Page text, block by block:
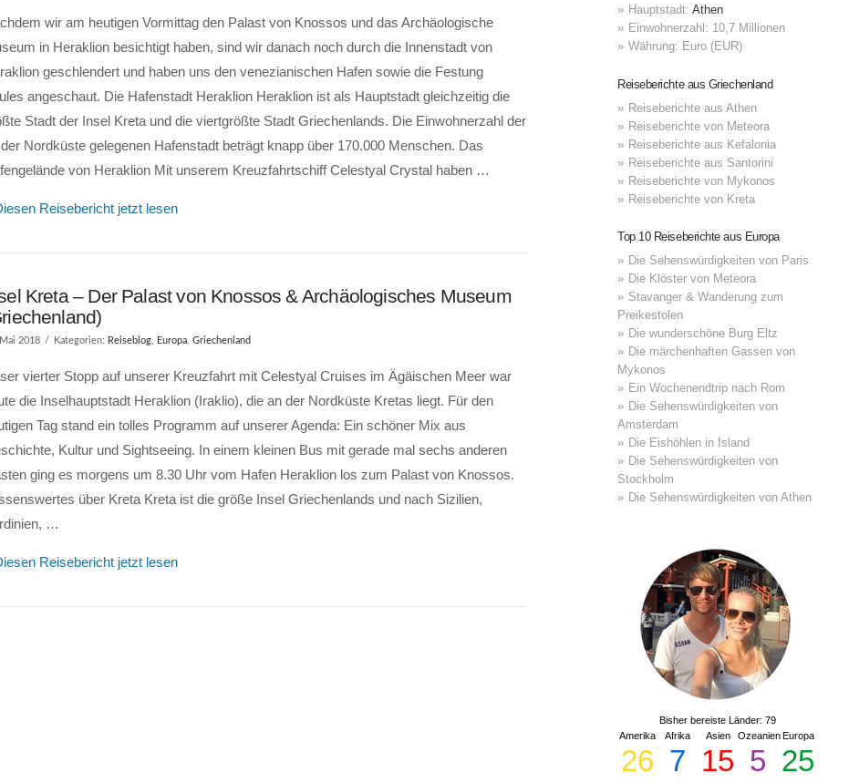
wir am heutigen Vormittag den Palast von Knossos und das Archäologische
in Heraklion besichtigt haben, sind wir danach noch durch die Innenstadt von
geschlendert und haben uns den venezianischen Hafen sowie die Festung
angeschaut. Die Hafenstadt Heraklion Heraklion ist als Hauptstadt gleichzeitig die
Stadt der Insel Kreta und die viertgrößte Stadt Griechenlands. Die Einwohnerzahl der
Nordküste gelegenen Hafenstadt beträgt knapp über 170.000 Menschen. Das
von Heraklion Mit unserem Kreuzfahrtschiff Celestyal Crystal haben …
Reisebericht jetzt lesen
Kreta – Der Palast von Knossos & Archäologisches Museum
2018 Kategorien: Reiseblog, Europa, Griechenland
vierter Stopp auf unserer Kreuzfahrt mit Celestyal Cruises im Ägäischen Meer war
die Inselhauptstadt Heraklion (Iraklio), die an der Nordküste Kretas liegt. Für den
Tag stand ein tolles Programm auf unserer Agenda: Ein schöner Mix aus
Kultur und Sightseeing. In einem kleinen Bus mit gerade mal sechs anderen
ging es morgens um 8.30 Uhr vom Hafen Heraklion los zum Palast von Knossos.
über Kreta Kreta ist die größe Insel Griechenlands und nach Sizilien,
…
Reisebericht jetzt lesen
Hauptstadt:Athen
Einwohnerzahl: 10,7 Millionen
Währung: Euro (EUR)
Reiseberichte aus Griechenland
Reiseberichte aus Athen
Reiseberichte von Meteora
Reiseberichte aus Kefalonia
Reiseberichte aus Santorini
Reiseberichte von Mykonos
Reiseberichte von Kreta
Top 10 Reiseberichte aus Europa
Die Sehenswürdigkeiten von Paris
Die Klöster von Meteora
Stavanger & Wanderung zum
Preikestolen
Die wunderschöne Burg Eltz
Die märchenhaften Gassen von
Mykonos
Ein Wochenendtrip nach Rom
Die Sehenswürdigkeiten von
Amsterdam
Die Eishöhlen in Island
Die Sehenswürdigkeiten von
Stockholm
Die Sehenswürdigkeiten von Athen
Bisher bereiste Länder: 79
Amerika
26
Afrika
7
Asien
15
Ozeanien
5
Europa
25